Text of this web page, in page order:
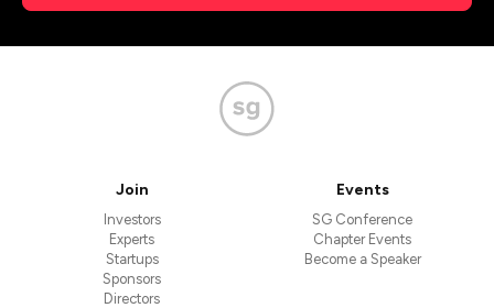
Join
Investors
Experts
Startups
Sponsors
Directors
Events
SG Conference
Chapter Events
Become a Speaker